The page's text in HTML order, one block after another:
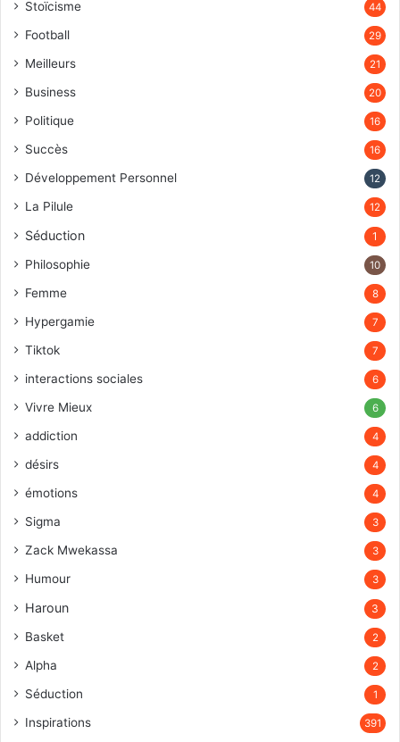
Stoïcisme 44
Football 29
Meilleurs 21
Business 20
Politique 16
Succès 16
Développement Personnel 12
La Pilule 12
Séduction 1
Philosophie 10
Femme 8
Hypergamie 7
Tiktok 7
interactions sociales 6
Vivre Mieux 6
addiction 4
désirs 4
émotions 4
Sigma 3
Zack Mwekassa 3
Humour 3
Haroun 3
Basket 2
Alpha 2
Séduction 1
Inspirations 391